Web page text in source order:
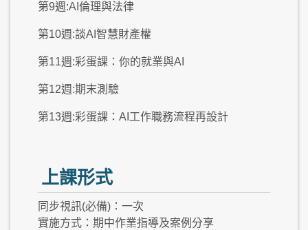
第9週:AI倫理與法律
第10週:談AI智慧財產權
第11週:彩蛋課：你的就業與AI
第12週:期末測驗
第13週:彩蛋課：AI工作職務流程再設計
上課形式
同步視訊(必備)：一次
實施方式：期中作業指導及案例分享